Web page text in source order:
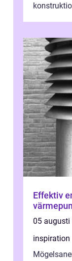
Effektiv
05 augusti
inspiration